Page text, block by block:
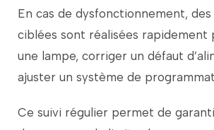
En cas de dysfonctionnement, des
ciblées sont réalisées rapidement
une lampe, corriger un défaut
ajuster un système de
Ce suivi régulier permet de